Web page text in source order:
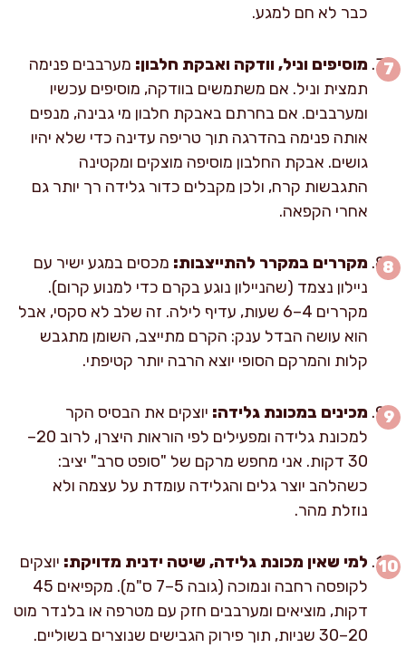
כבר לא חם למגע.
מוסיפים וניל, וודקה ואבקת חלבון: מערבבים פנימה
תמצית וניל. אם משתמשים בוודקה, מוסיפים עכשיו
ומערבבים. אם בחרתם באבקת חלבון מי גבינה, מנפים
אותה פנימה בהדרגה תוך טריפה עדינה כדי שלא יהיו
גושים. אבקת החלבון מוסיפה מוצקים ומקטינה
התגבשות קרח, ולכן מקבלים כדור גלידה רך יותר גם
אחרי הקפאה.
מקררים במקרר להתייצבות: מכסים במגע ישיר עם
ניילון נצמד (שהניילון נוגע בקרם כדי למנוע קרום).
מקררים 4–6 שעות, עדיף לילה. זה שלב לא סקסי, אבל
הוא עושה הבדל ענק: הקרם מתייצב, השומן מתגבש
קלות והמרקם הסופי יוצא הרבה יותר קטיפתי.
מכינים במכונת גלידה: יוצקים את הבסיס הקר
למכונת גלידה ומפעילים לפי הוראות היצרן, לרוב 20–
30 דקות. אני מחפש מרקם של "סופט סרב" יציב:
כשהלהב יוצר גלים והגלידה עומדת על עצמה ולא
נוזלת מהר.
למי שאין מכונת גלידה, שיטה ידנית מדויקת: יוצקים
לקופסה רחבה ונמוכה (גובה 5–7 ס"מ). מקפיאים 45
דקות, מוציאים ומערבבים חזק עם מטרפה או בלנדר מוט
20–30 שניות, תוך פירוק הגבישים שנוצרים בשוליים.